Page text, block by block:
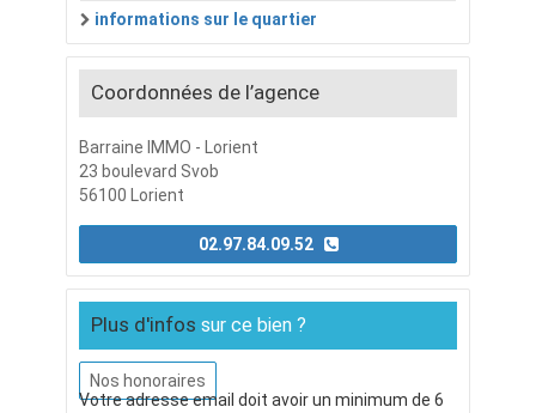
informations sur le quartier
Coordonnées de l’agence
Barraine IMMO - Lorient
23 boulevard Svob
56100 Lorient
Plus d'infos sur ce bien ?
Nos honoraires
Votre adresse email doit avoir un minimum de 6